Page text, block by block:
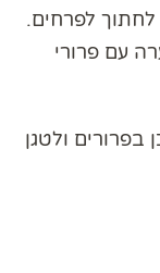
עם פרורי
ולטגן